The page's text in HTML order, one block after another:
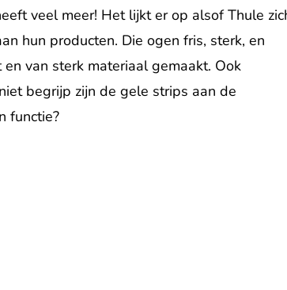
veel meer! Het lijkt er op alsof Thule
hun producten. Die ogen fris, sterk, en
van sterk materiaal gemaakt. Ook
begrijp zijn de gele strips aan de
functie?